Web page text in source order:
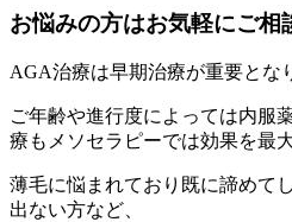
お悩みの方はお気軽にご相
AGA治療は早期治療が重要とな
ご年齢や進行度によっては内服
療もメソセラピーでは効果を最
薄毛に悩まれており既に諦めて
出ない方など、